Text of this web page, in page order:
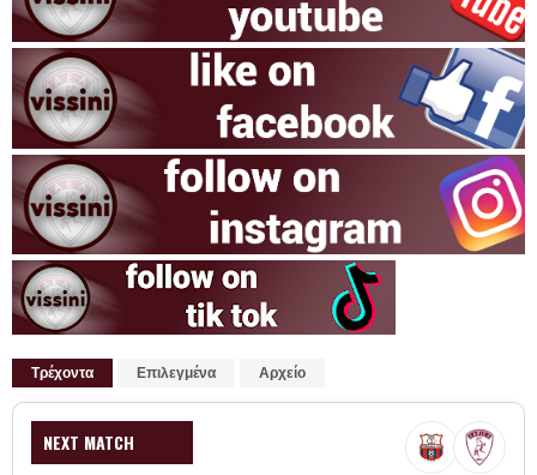
Τρέχοντα Επιλεγμένα Αρχείο
NEXT MATCH